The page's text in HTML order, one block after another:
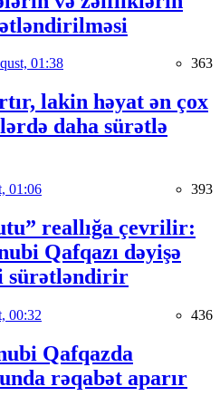
01:38 363
lakin həyat ən çox
daha sürətlə
01:06 393
reallığa çevrilir:
Qafqazı dəyişə
sürətləndirir
00:32 436
Qafqazda
rəqabət aparır